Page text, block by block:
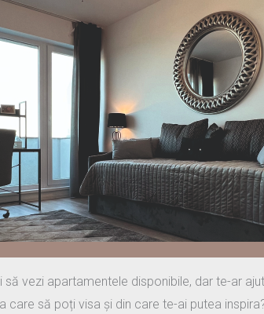
vezi apartamentele disponibile, dar te-ar
care să poți visa și din care te-ai putea